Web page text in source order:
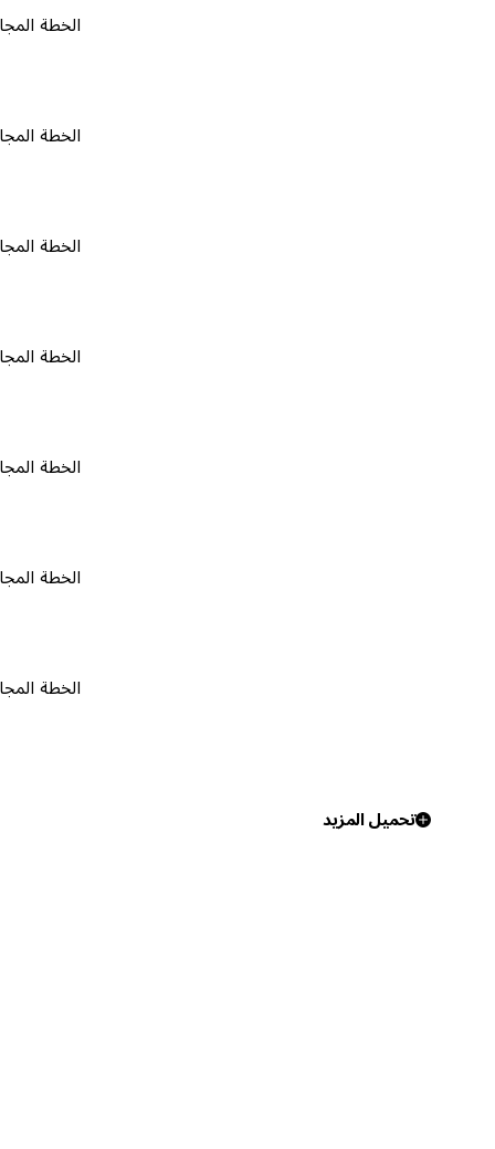
الخطة المجانية ٠
الخطة المجانية ٠
الخطة المجانية ٠
الخطة المجانية ٠
الخطة المجانية ٠
الخطة المجانية ٠
الخطة المجانية ٠
تحميل المزيد